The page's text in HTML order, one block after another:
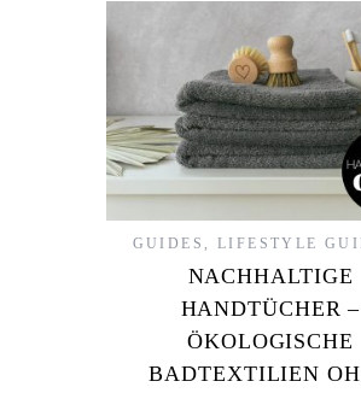
GUIDES , LIFESTYLE
NACHHALTIGE
HANDTÜCHER –
ÖKOLOGISCHE
BADTEXTILIEN